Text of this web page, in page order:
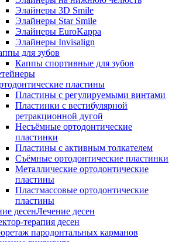
Элайнеры 3D Smile
Элайнеры Star Smile
Элайнеры EuroKappa
Элайнеры Invisalign
для зубов
Каппы спортивные для зубов
пластины
Пластины с регулируемыми винтами
Пластинки с вестибулярной
ретракционной дугой
Несъёмные ортодонтические
пластинки
Пластины с активным толкателем
Съёмные ортодонтические пластинки
Металлические ортодонтические
пластины
Пластмассовые ортодонтические
пластины
Лечение десен
терапия десен
пародонтальных карманов